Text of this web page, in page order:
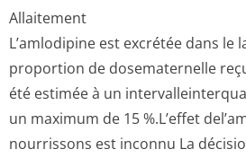
Allaitement
L’amlodipine est excrétée dans le
proportion de dosematernelle
été estimée à un
un maximum de 15 %.L’effet
nourrissons est inconnu La